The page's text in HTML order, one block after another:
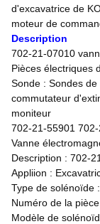
d'excavatrice de
moteur de
Description
702-21-07010
Pièces électriques
Sonde : Sondes
commutateur
moniteur
702-21-55901
Vanne
Description : 702-
Appliion :
Type de solénoïde
Numéro de la
Modèle de